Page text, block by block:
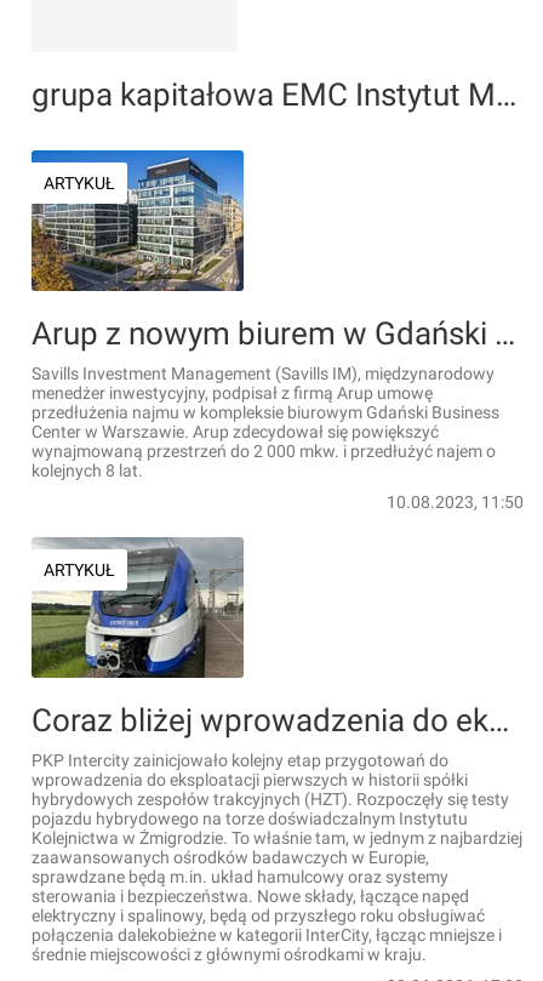
grupa kapitałowa EMC Instytut Medyczny
ARTYKUŁ
Arup z nowym biurem w Gdański Business Center
Savills Investment Management (Savills IM), międzynarodowy
menedżer inwestycyjny, podpisał z firmą Arup umowę
przedłużenia najmu w kompleksie biurowym Gdański Business
Center w Warszawie. Arup zdecydował się powiększyć
wynajmowaną przestrzeń do 2 000 mkw. i przedłużyć najem o
kolejnych 8 lat.
10.08.2023, 11:50
ARTYKUŁ
Coraz bliżej wprowadzenia do eksploatacji pierwszych w historii PKP Intercity hybrydowych zespołów trakcyjnych (HZT)
PKP Intercity zainicjowało kolejny etap przygotowań do
wprowadzenia do eksploatacji pierwszych w historii spółki
hybrydowych zespołów trakcyjnych (HZT). Rozpoczęły się testy
pojazdu hybrydowego na torze doświadczalnym Instytutu
Kolejnictwa w Żmigrodzie. To właśnie tam, w jednym z najbardziej
zaawansowanych ośrodków badawczych w Europie,
sprawdzane będą m.in. układ hamulcowy oraz systemy
sterowania i bezpieczeństwa. Nowe składy, łączące napęd
elektryczny i spalinowy, będą od przyszłego roku obsługiwać
połączenia dalekobieżne w kategorii InterCity, łącząc mniejsze i
średnie miejscowości z głównymi ośrodkami w kraju.